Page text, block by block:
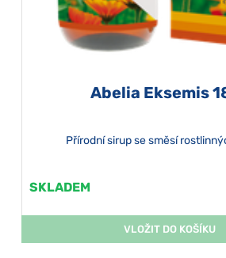
Abelia Eksemis
Přírodní sirup se směsí
SKLADEM
VLOŽIT DO KOŠÍKU